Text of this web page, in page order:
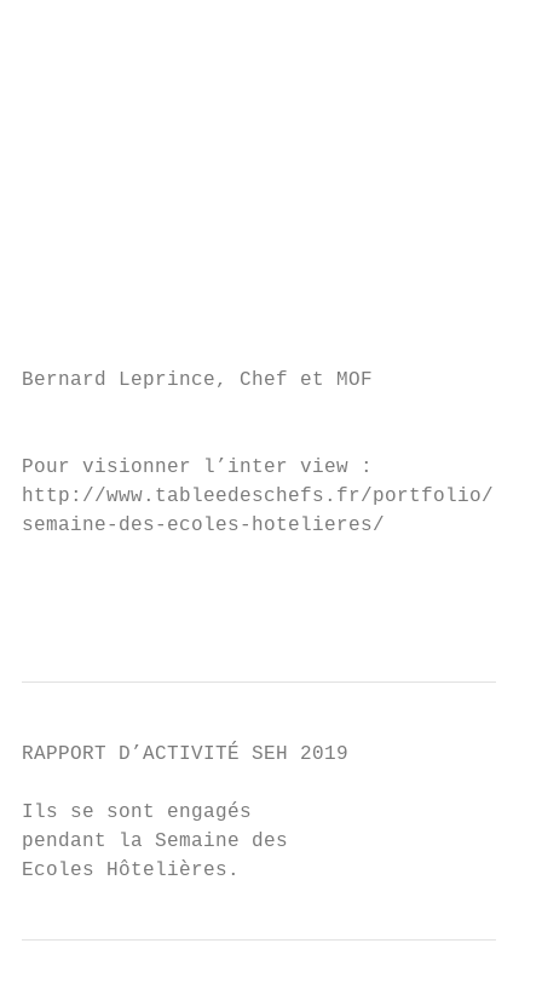
Bernard Leprince, Chef et MOF
Pour visionner l’inter view :
http://www.tableedeschefs.fr/portfolio/
semaine-des-ecoles-hotelieres/
RAPPORT D’ACTIVITÉ SEH 2019
Ils se sont engagés
pendant la Semaine des
Ecoles Hôtelières.